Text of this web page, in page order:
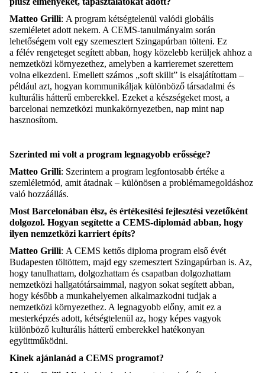
Matteo Grilli: A program kétségtelenül valódi globális
szemléletet adott nekem. A CEMS-tanulmányaim során
lehetőségem volt egy szemesztert Szingapúrban tölteni. Ez
a félév rengeteget segített abban, hogy közelebb kerüljek ahhoz a
nemzetközi környezethez, amelyben a karrieremet szerettem
volna elkezdeni. Emellett számos „soft skillt” is elsajátítottam –
például azt, hogyan kommunikáljak különböző társadalmi és
kulturális hátterű emberekkel. Ezeket a készségeket most, a
barcelonai nemzetközi munkakörnyezetben, nap mint nap
hasznosítom.
Szerinted mi volt a program legnagyobb erőssége?
Matteo Grilli: Szerintem a program legfontosabb értéke a
szemléletmód, amit átadnak – különösen a problémamegoldáshoz
való hozzáállás.
Most Barcelonában élsz, és értékesítési fejlesztési vezetőként
dolgozol. Hogyan segítette a CEMS-diplomád abban, hogy
ilyen nemzetközi karriert építs?
Matteo Grilli: A CEMS kettős diploma program első évét
Budapesten töltöttem, majd egy szemesztert Szingapúrban is. Az,
hogy tanulhattam, dolgozhattam és csapatban dolgozhattam
nemzetközi hallgatótársaimmal, nagyon sokat segített abban,
hogy később a munkahelyemen alkalmazkodni tudjak a
nemzetközi környezethez. A legnagyobb előny, amit ez a
mesterképzés adott, kétségtelenül az, hogy képes vagyok
különböző kulturális hátterű emberekkel hatékonyan
együttműködni.
Kinek ajánlanád a CEMS programot?